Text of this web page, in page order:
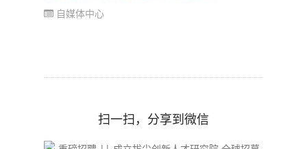
自媒体中心
扫一扫，分享到微信